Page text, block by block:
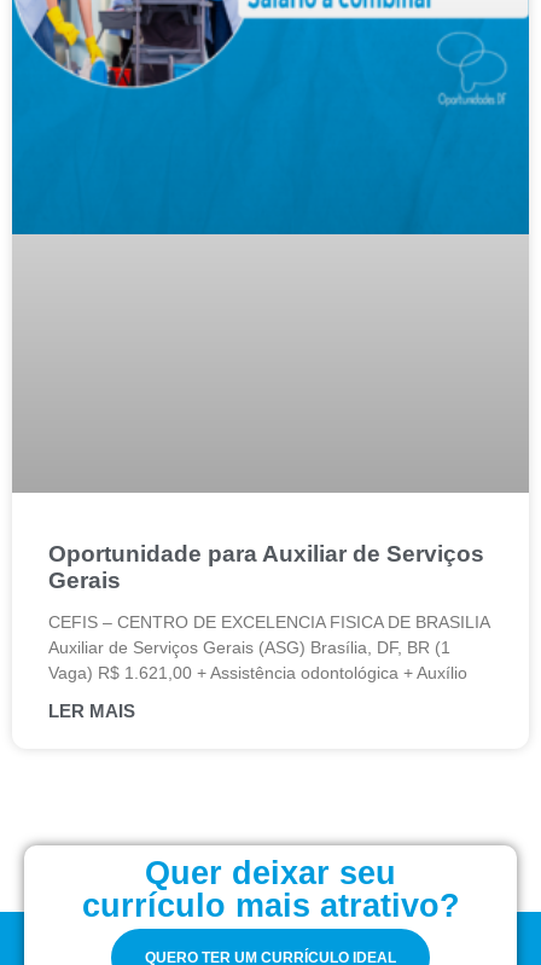
Oportunidade para Auxiliar de Serviços
Gerais
CEFIS – CENTRO DE EXCELENCIA FISICA DE BRASILIA
Auxiliar de Serviços Gerais (ASG) Brasília, DF, BR (1
Vaga) R$ 1.621,00 + Assistência odontológica + Auxílio
LER MAIS
Quer deixar seu
currículo mais atrativo?
QUERO TER UM CURRÍCULO IDEAL